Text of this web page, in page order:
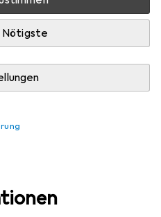
Nötigste
Lieferzeit
Warenkorb